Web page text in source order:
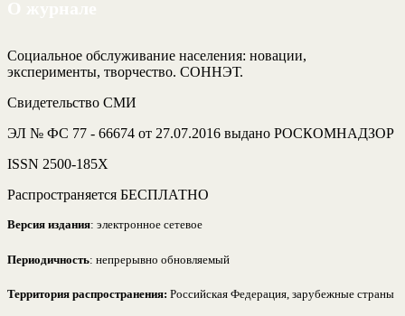
Социальное обслуживание населения: новации,
эксперименты, творчество. СОННЭТ.
Свидетельство СМИ
ЭЛ № ФС 77 - 66674 от 27.07.2016 выдано РОСКОМНАДЗОР
ISSN 2500-185Х
Распространяется БЕСПЛАТНО
Версия издания: электронное сетевое
Периодичность: непрерывно обновляемый
Территория распространения: Российская Федерация, зарубежные страны